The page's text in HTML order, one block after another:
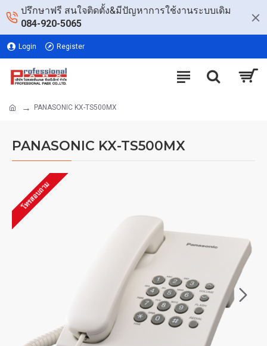
ปรึกษาฟรี สนใจติดตั้ง&มีปัญหาการใช้งานระบบเดิม
084-920-5065
Login Register
PANASONIC KX-TS500MX
PANASONIC KX-TS500MX
โทรสอบถาม